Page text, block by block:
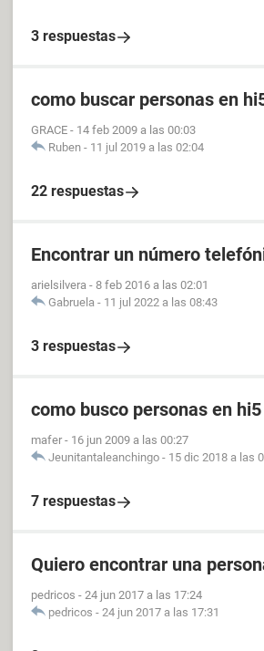
3 respuestas
como buscar personas en
GRACE - 14 feb 2009 a las 00:03
Ruben - 11 jul 2019 a las 02:04
22 respuestas
Encontrar un número
arielsilvera - 8 feb 2016 a las 02:01
Gabruela - 11 jul 2022 a las 08:43
3 respuestas
como busco personas en hi5
mafer - 16 jun 2009 a las 00:27
Jeunitantaleanchingo - 15 dic 2018 a las
7 respuestas
Quiero encontrar una
pedricos - 24 jun 2017 a las 17:24
pedricos - 24 jun 2017 a las 17:31